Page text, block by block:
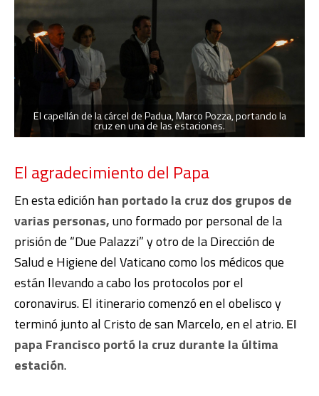
El capellán de la cárcel de Padua, Marco Pozza, portando la
cruz en una de las estaciones.
El agradecimiento del Papa
En esta ediciónhan portado la cruz dos grupos de
varias personas,uno formado por personal de la
prisión de “Due Palazzi” y otro de la Dirección de
Salud e Higiene del Vaticano como los médicos que
están llevando a cabo los protocolos por el
coronavirus. El itinerario comenzó en el obelisco y
terminó junto al Cristo de san Marcelo, en el atrio.El
papa Francisco portó la cruz durante la última
estación.